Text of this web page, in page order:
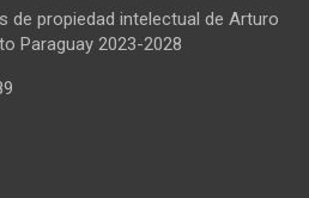
de propiedad intelectual de Arturo
Paraguay 2023-2028